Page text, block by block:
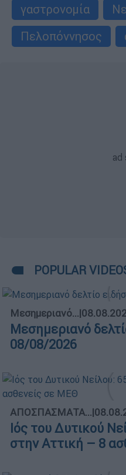
γαστρονομία
Πελοπόννησος
POPULAR
Μεσημεριανό...|
Μεσημεριανό
08/08/2026
ΑΠΟΣΠΑΣΜΑΤΑ...|
Ιός του Δυτικού
στην Αττική – 8